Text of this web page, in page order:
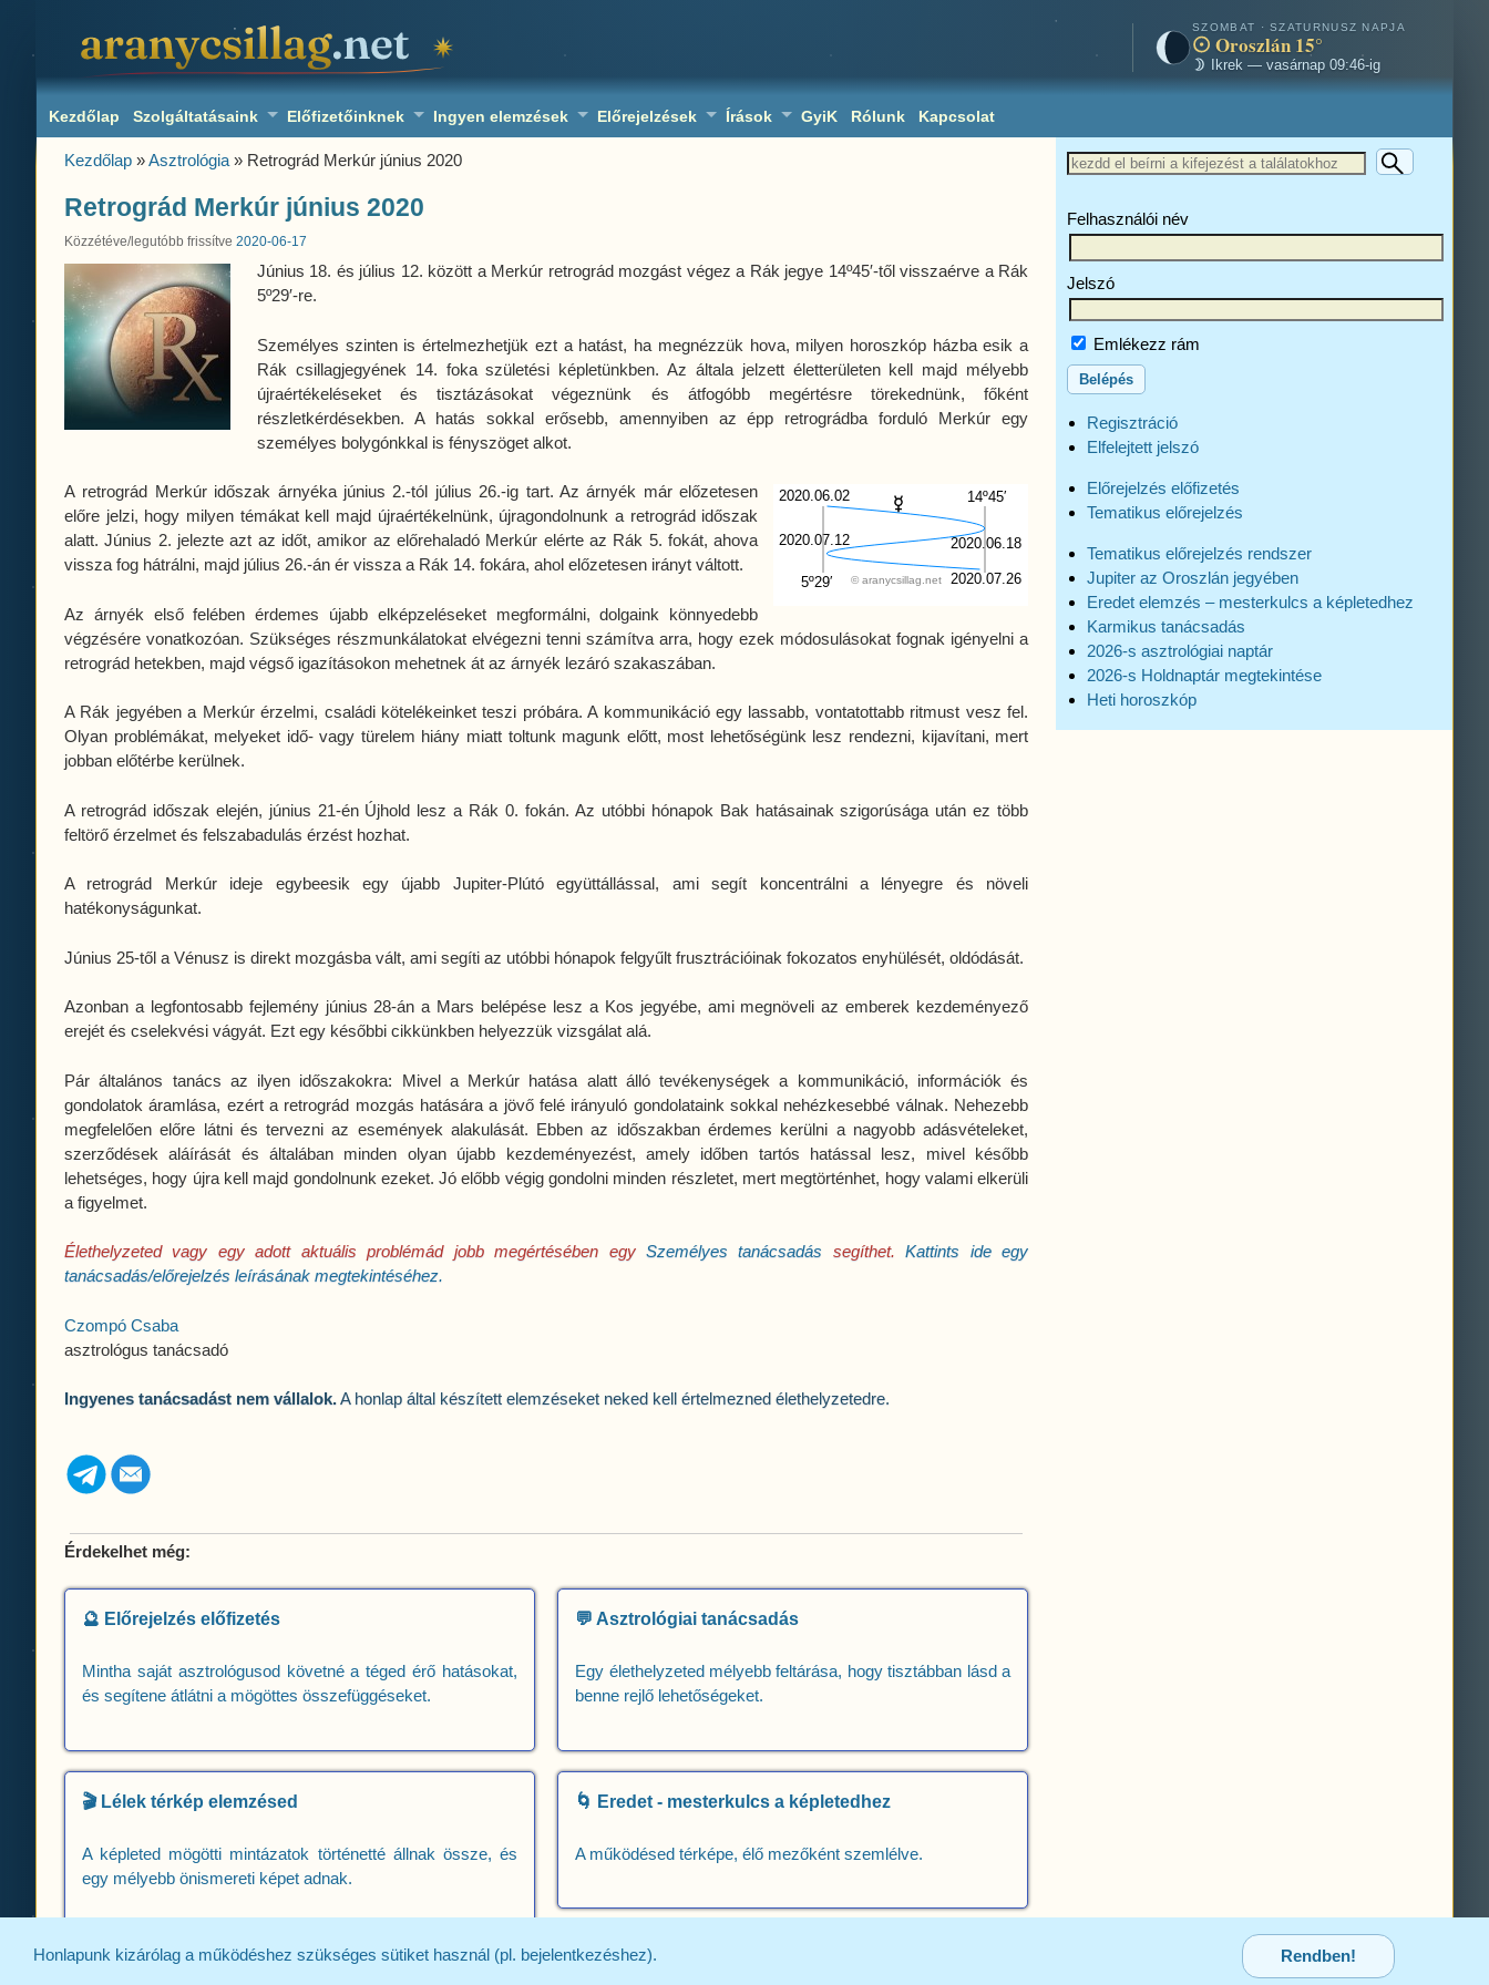
SZOMBAT · SZATURNUSZ NAPJA
Oroszlán 15°
Ikrek — vasárnap 09:46-ig
Kezdőlap Szolgáltatásaink Előfizetőinknek Ingyen elemzések Előrejelzések Írások GyiK Rólunk Kapcsolat
Kezdőlap »Asztrológia » Retrográd Merkúr június 2020
Retrográd Merkúr június 2020
Közzétéve/legutóbb frissítve 2020-06-17
Június 18. és július 12. között a Merkúr retrográd mozgást végez a Rák jegye 14º45′-től visszaérve a Rák
5º29′-re.
Személyes szinten is értelmezhetjük ezt a hatást, ha megnézzük hova, milyen horoszkóp házba esik a
Rák csillagjegyének 14. foka születési képletünkben. Az általa jelzett életterületen kell majd mélyebb
újraértékeléseket és tisztázásokat végeznünk és átfogóbb megértésre törekednünk, főként
részletkérdésekben. A hatás sokkal erősebb, amennyiben az épp retrográdba forduló Merkúr egy
személyes bolygónkkal is fényszöget alkot.
2020.06.02
2020.06.18
2020.07.12
2020.07.26
14º45′
5º29′ © aranycsillag.net
A retrográd Merkúr időszak árnyéka június 2.-tól július 26.-ig tart. Az árnyék már előzetesen
előre jelzi, hogy milyen témákat kell majd újraértékelnünk, újragondolnunk a retrográd időszak
alatt. Június 2. jelezte azt az időt, amikor az előrehaladó Merkúr elérte az Rák 5. fokát, ahova
vissza fog hátrálni, majd július 26.-án ér vissza a Rák 14. fokára, ahol előzetesen irányt váltott.
Az árnyék első felében érdemes újabb elképzeléseket megformálni, dolgaink könnyedebb
végzésére vonatkozóan. Szükséges részmunkálatokat elvégezni tenni számítva arra, hogy ezek módosulásokat fognak igényelni a
retrográd hetekben, majd végső igazításokon mehetnek át az árnyék lezáró szakaszában.
A Rák jegyében a Merkúr érzelmi, családi kötelékeinket teszi próbára. A kommunikáció egy lassabb, vontatottabb ritmust vesz fel.
Olyan problémákat, melyeket idő- vagy türelem hiány miatt toltunk magunk előtt, most lehetőségünk lesz rendezni, kijavítani, mert
jobban előtérbe kerülnek.
A retrográd időszak elején, június 21-én Újhold lesz a Rák 0. fokán. Az utóbbi hónapok Bak hatásainak szigorúsága után ez több
feltörő érzelmet és felszabadulás érzést hozhat.
A retrográd Merkúr ideje egybeesik egy újabb Jupiter-Plútó együttállással, ami segít koncentrálni a lényegre és növeli
hatékonyságunkat.
Június 25-től a Vénusz is direkt mozgásba vált, ami segíti az utóbbi hónapok felgyűlt frusztrációinak fokozatos enyhülését, oldódását.
Azonban a legfontosabb fejlemény június 28-án a Mars belépése lesz a Kos jegyébe, ami megnöveli az emberek kezdeményező
erejét és cselekvési vágyát. Ezt egy későbbi cikkünkben helyezzük vizsgálat alá.
Pár általános tanács az ilyen időszakokra: Mivel a Merkúr hatása alatt álló tevékenységek a kommunikáció, információk és
gondolatok áramlása, ezért a retrográd mozgás hatására a jövő felé irányuló gondolataink sokkal nehézkesebbé válnak. Nehezebb
megfelelően előre látni és tervezni az események alakulását. Ebben az időszakban érdemes kerülni a nagyobb adásvételeket,
szerződések aláírását és általában minden olyan újabb kezdeményezést, amely időben tartós hatással lesz, mivel később
lehetséges, hogy újra kell majd gondolnunk ezeket. Jó előbb végig gondolni minden részletet, mert megtörténhet, hogy valami elkerüli
a figyelmet.
Élethelyzeted vagy egy adott aktuális problémád jobb megértésében egy Személyes tanácsadás segíthet.Kattints ide egy
tanácsadás/előrejelzés leírásának megtekintéséhez.
Czompó Csaba
asztrológus tanácsadó
Ingyenes tanácsadást nem vállalok.A honlap által készített elemzéseket neked kell értelmezned élethelyzetedre.
Érdekelhet még:
🔮 Előrejelzés előfizetés
Mintha saját asztrológusod követné a téged érő hatásokat,
és segítene átlátni a mögöttes összefüggéseket.
💬 Asztrológiai tanácsadás
Egy élethelyzeted mélyebb feltárása, hogy tisztábban lásd a
benne rejlő lehetőségeket.
🎬 Lélek térkép elemzésed
A képleted mögötti mintázatok történetté állnak össze, és
egy mélyebb önismereti képet adnak.
🌀 Eredet - mesterkulcs a képletedhez
A működésed térképe, élő mezőként szemlélve.
Felhasználói név
Jelszó
Emlékezz rám
Regisztráció
Elfelejtett jelszó
Előrejelzés előfizetés
Tematikus előrejelzés
Tematikus előrejelzés rendszer
Jupiter az Oroszlán jegyében
Eredet elemzés – mesterkulcs a képletedhez
Karmikus tanácsadás
2026-s asztrológiai naptár
2026-s Holdnaptár megtekintése
Heti horoszkóp
ANPC|Adatvédelmi tájékoztató
Rendben!
Honlapunk kizárólag a működéshez szükséges sütiket használ (pl. bejelentkezéshez).